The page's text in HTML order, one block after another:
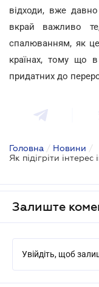
відходи, вже
вкрай важливо
спалюванням, як
країнах, тому що в
придатних до
Головна / Новини /
Залиште
Увійдіть, щоб